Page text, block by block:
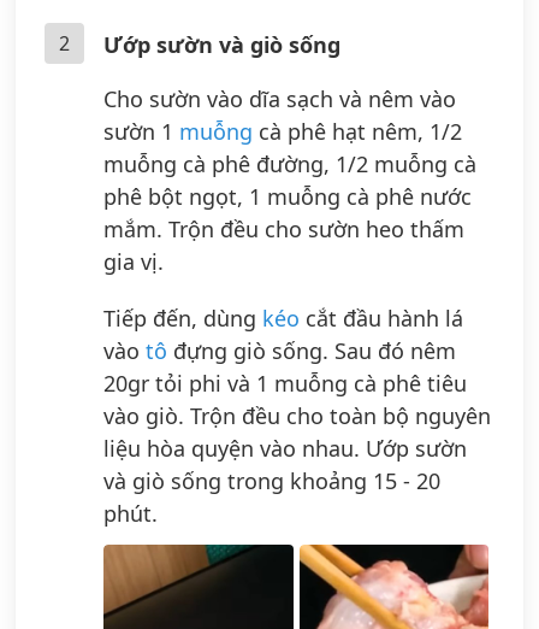
2
Ướp sườn và giò sống
Cho sườn vào dĩa sạch và nêm vào
sườn 1 muỗng cà phê hạt nêm, 1/2
muỗng cà phê đường, 1/2 muỗng cà
phê bột ngọt, 1 muỗng cà phê nước
mắm. Trộn đều cho sườn heo thấm
gia vị.
Tiếp đến, dùng kéo cắt đầu hành lá
vào tô đựng giò sống. Sau đó nêm
20gr tỏi phi và 1 muỗng cà phê tiêu
vào giò. Trộn đều cho toàn bộ nguyên
liệu hòa quyện vào nhau. Ướp sườn
và giò sống trong khoảng 15 - 20
phút.